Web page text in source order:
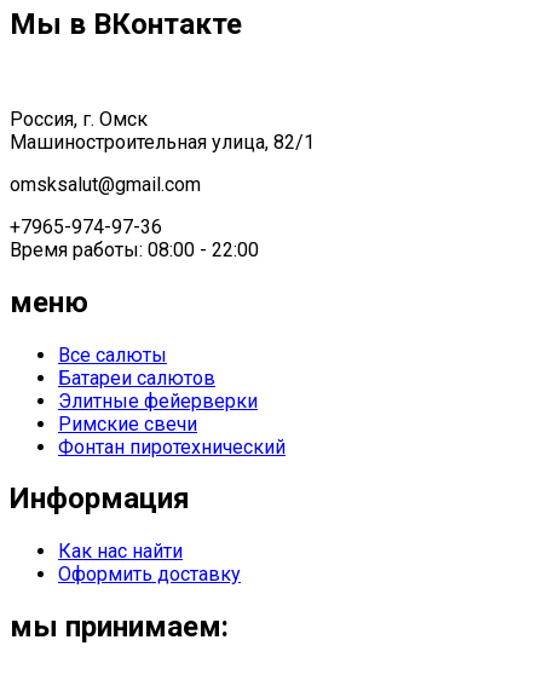
Мы в ВКонтакте
Россия, г. Омск
Машиностроительная улица, 82/1
omsksalut@gmail.com
+7965-974-97-36
Время работы: 08:00 - 22:00
меню
Все салюты
Батареи салютов
Элитные фейерверки
Римские свечи
Фонтан пиротехнический
Информация
Как нас найти
Оформить доставку
мы принимаем: